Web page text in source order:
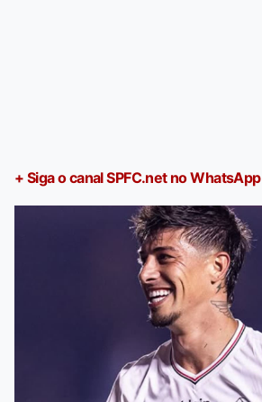
+ Siga o canal SPFC.net no WhatsApp